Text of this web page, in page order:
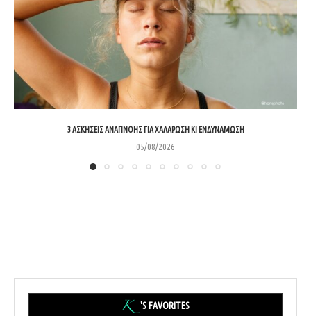
3 ΑΣΚΉΣΕΙΣ ΑΝΑΠΝΟΉΣ ΓΙΑ ΧΑΛΆΡΩΣΗ ΚΙ ΕΝΔΥΝΆΜΩΣΗ
05/08/2026
'S FAVORITES